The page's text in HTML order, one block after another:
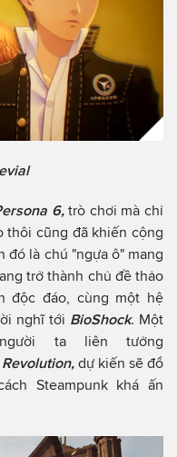
6,trò chơi mà chỉ
thôi cũng đã khiến cộng
đó là chú "ngựa ô" mang
trở thành chủ đề thảo
độc đáo, cùng một hệ
nghĩ tới BioShock. Một
ta liên tưởng
dự kiến sẽ đổ
Steampunk khá ấn